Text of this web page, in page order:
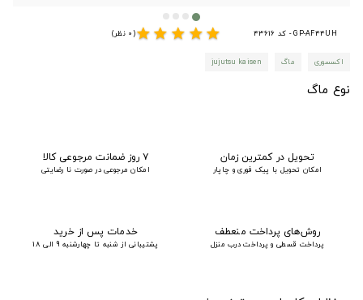
GP-AF44UH - کد 43616 star
star
star
star
star(0 نظر)
اکسسوری ماگ jujutsu kaisen
نوع ماگ
تحویل در کمترین زمان
امکان تحویل با پیک فوری و چاپار
۷ روز ضمانت مرجوعی کالا
امکان مرجوعی در صورت نا رضایتی
روش‌های پرداخت منعطف
پرداخت قسطی و پرداخت درب منزل
خدمات پس از خرید
پشتیبانی از شنبه تا چهارشنبه 9 الی 18